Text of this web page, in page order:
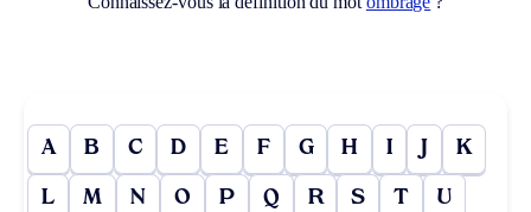
A B C D E F G H I J K
L M N O P Q R S T U